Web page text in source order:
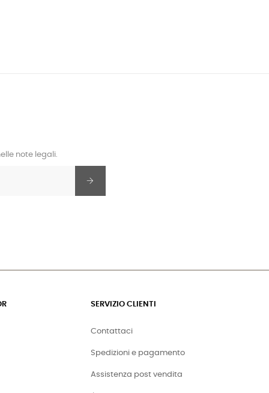
note legali.
SERVIZIO CLIENTI
Contattaci
Spedizioni e pagamento
Assistenza post vendita